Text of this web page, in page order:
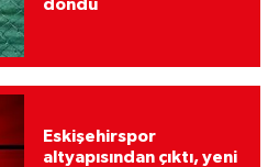
döndü
Eskişehirspor
altyapısından çıktı, yeni